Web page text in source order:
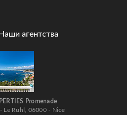
Наши агентства
Promenade
Le Ruhl, 06000 - Nice